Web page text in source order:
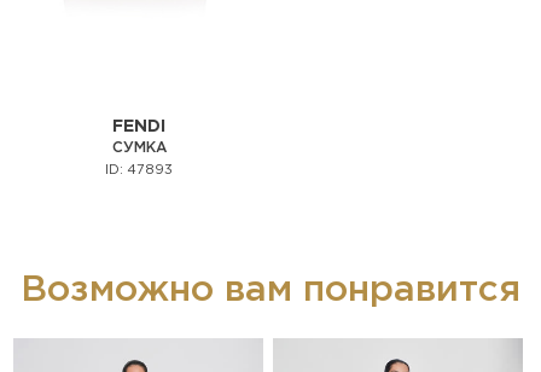
FENDI
СУМКА
ID: 47893
Возможно вам понравится